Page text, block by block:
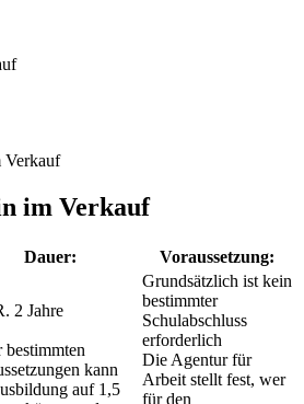
Verkauf
im Verkauf
Dauer:
Voraussetzung:
2 Jahre
bestimmten
kann
auf 1,5
Grundsätzlich ist kein
bestimmter
Schulabschluss
erforderlich
Die Agentur für
Arbeit stellt fest, wer
für den